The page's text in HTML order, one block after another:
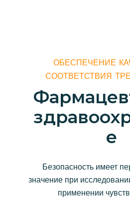
ОБЕСПЕЧЕНИЕ
СООТВЕТСТВИЯ
Фармацев
здравоох
е
Безопасность имеет
значение при
применении